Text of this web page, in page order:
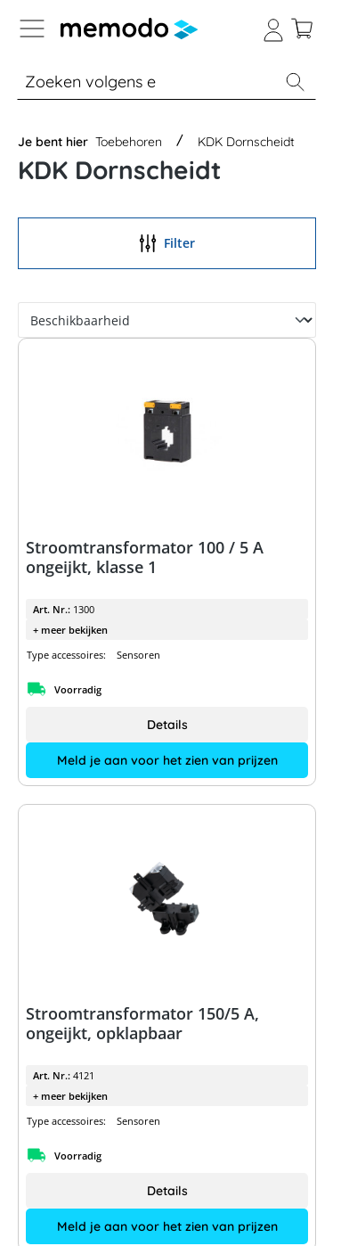
naar navigatie B2B-platform
% Sale Batterijopslag thuis
Je bent hier Toebehoren KDK Dornscheidt
KDK Dornscheidt
Filter
Stroomtransformator 100 / 5 A
ongeijkt, klasse 1
Art. Nr.: 1300
+ meer bekijken
Type accessoires:
Sensoren
Voorradig
Meld je aan voor het zien van prijzen
Details
Stroomtransformator 150/5 A,
ongeijkt, opklapbaar
Art. Nr.: 4121
+ meer bekijken
Type accessoires:
Sensoren
Voorradig
Meld je aan voor het zien van prijzen
Details